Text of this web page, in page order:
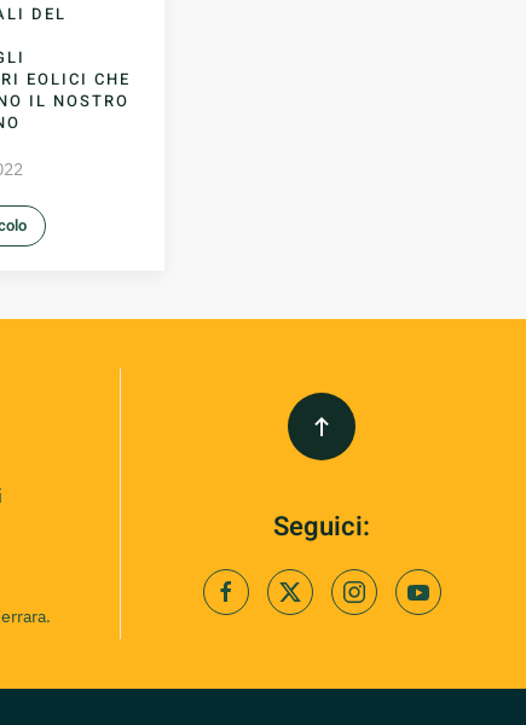
DEL
EOLICI CHE
IL NOSTRO
Seguici: